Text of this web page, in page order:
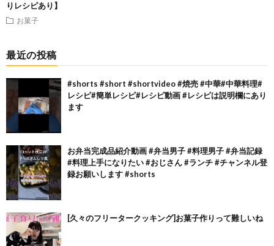
りレシピあり】
お菓子
最近の投稿
#shorts #short #shortvideo #焼売 #中華#中華料理#
レシピ#簡単レシピ#レシピ動画 #レシピは説明欄にあり
ます
お弁当完成品紹介動画 #弁当男子 #料理男子 #弁当記録
#料理上手になりたい #おじさん #ランチ #チャンネル登
録お願いします #shorts
[久々のフリータークッキング]お菓子作りって難しいね